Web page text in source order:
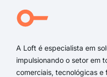
A Loft é especialista em
impulsionando o setor em
comerciais, tecnológicas